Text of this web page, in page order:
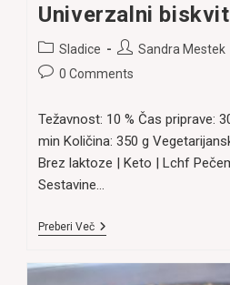
Univerzalni
Post
category:
Sladice
Post
author:
Sandra Mestek
Post0 Comments
Težavnost: 10 % Čas priprave:
min Količina: 350 g
Brez laktoze | Keto | Lchf
Sestavine…
Preberi VečUniverzalni
Moke)